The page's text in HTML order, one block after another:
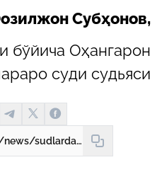
Субҳонов,
бўйича Оҳангарон
суди судьяси
https://hudud24.uz/news/sudlarda-korruptsiiaga-karshi-kurash-tizimi-iangi-boskichda